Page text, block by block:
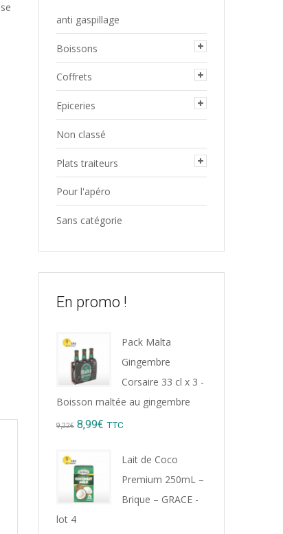
anti gaspillage
Boissons
Coffrets
Epiceries
Non classé
Plats traiteurs
Pour l'apéro
Sans catégorie
En promo !
Pack Malta
Gingembre
Corsaire 33 cl x 3 -
Boisson maltée au gingembre
9,22€ Original
was:
9,22€.
8,99€ Current
TTC
Lait de Coco
Premium 250mL –
Brique – GRACE -
lot 4